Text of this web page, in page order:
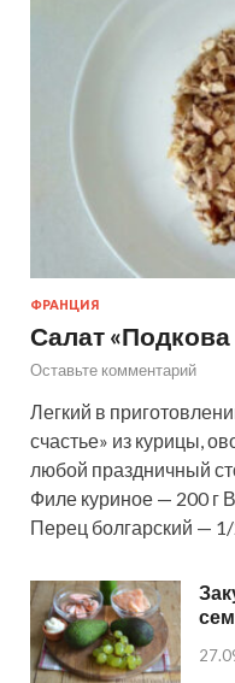
ФРАНЦИЯ
Салат «Подкова
Оставьте комментарий
Легкий в
счастье» из курицы,
любой праздничный
Филе куриное — 200 г
Перец болгарский —